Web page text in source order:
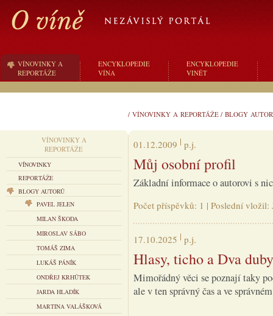
VÍNOVINKY A
REPORTÁŽE
ENCYKLOPEDIE
VÍNA
ENCYKLOPEDIE
VINĚT
/ VÍNOVINKY A REPORTÁŽE / BLOGY
VÍNOVINKY A
REPORTÁŽE
VÍNOVINKY
REPORTÁŽE
BLOGY AUTORŮ
PAVEL JELEN
MILAN ŠKODA
MIROSLAV SÁBO
TOMÁŠ ZIMA
LUKÁŠ PÁNÍK
ONDŘEJ KRHŮTEK
JARDA HLADÍK
MARTINA VALÁŠKOVÁ
01.12.2009 p.j.
Můj osobní profil
Základní informace o autorovi s
Počet příspěvků: 1 | Poslední
17.10.2025 p.j.
Hlasy, ticho a Dva
Mimořádný věci se poznají taky
ale v ten správný čas a ve